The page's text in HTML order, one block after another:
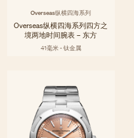
Overseas纵横四海系列
Overseas纵横四海系列四方之
境两地时间腕表 – 东方
41毫米 - 钛金属